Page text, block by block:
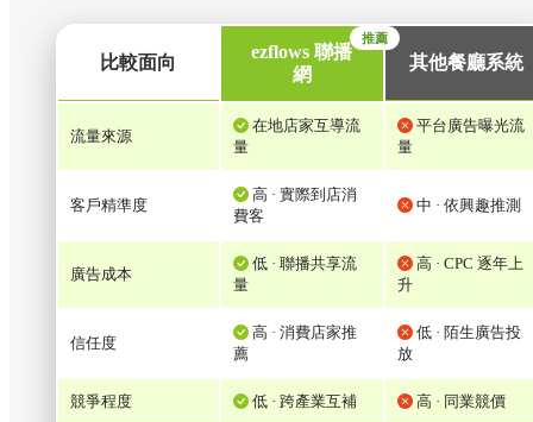
比較面向
ezflows 聯播
網
推薦
其他餐廳系統
流量來源
在地店家互導流
量
平台廣告曝光流
量
客戶精準度
高 · 實際到店消
費客
中 · 依興趣推測
廣告成本
低 · 聯播共享流
量
高 · CPC 逐年上
升
信任度
高 · 消費店家推
薦
低 · 陌生廣告投
放
競爭程度 低 · 跨產業互補 高 · 同業競價